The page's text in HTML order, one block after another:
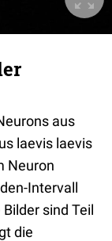
aus
laevis laevis
Neuron
Intervall
sind Teil
die